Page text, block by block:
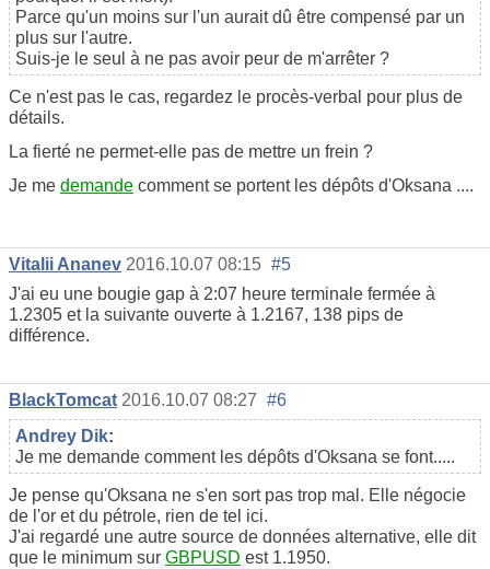
Parce qu'un moins sur l'un aurait dû être compensé par un
plus sur l'autre.
Suis-je le seul à ne pas avoir peur de m'arrêter ?
Ce n'est pas le cas, regardez le procès-verbal pour plus de
détails.
La fierté ne permet-elle pas de mettre un frein ?
Je me demande comment se portent les dépôts d'Oksana ....
Vitalii Ananev 2016.10.07 08:15 #5
J'ai eu une bougie gap à 2:07 heure terminale fermée à
1.2305 et la suivante ouverte à 1.2167, 138 pips de
différence.
BlackTomcat 2016.10.07 08:27 #6
Andrey Dik:
Je me demande comment les dépôts d'Oksana se font.....
Je pense qu'Oksana ne s'en sort pas trop mal. Elle négocie
de l'or et du pétrole, rien de tel ici.
J'ai regardé une autre source de données alternative, elle dit
que le minimum sur GBPUSD est 1.1950.